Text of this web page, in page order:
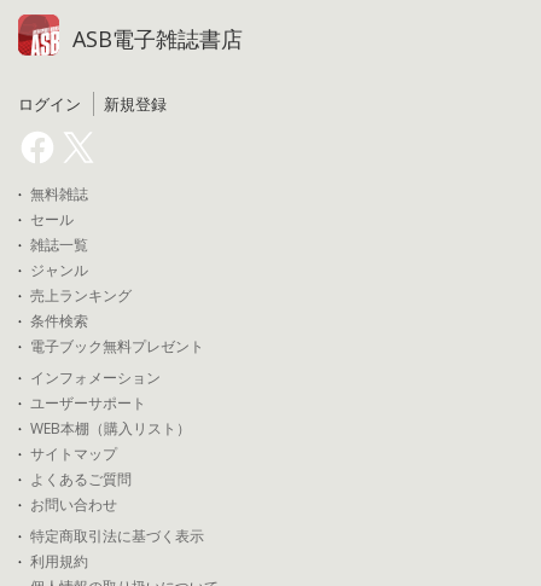
ASB電子雑誌書店
ログイン 新規登録
無料雑誌
セール
雑誌一覧
ジャンル
売上ランキング
条件検索
電子ブック無料プレゼント
インフォメーション
ユーザーサポート
WEB本棚（購入リスト）
サイトマップ
よくあるご質問
お問い合わせ
特定商取引法に基づく表示
利用規約